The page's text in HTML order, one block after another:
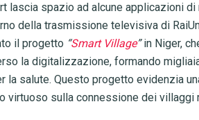
lascia spazio ad alcune applicazioni
della trasmissione televisiva di
il progetto “Smart Village”in Niger,
la digitalizzazione, formando
la salute. Questo progetto evidenzia
virtuoso sulla connessione dei